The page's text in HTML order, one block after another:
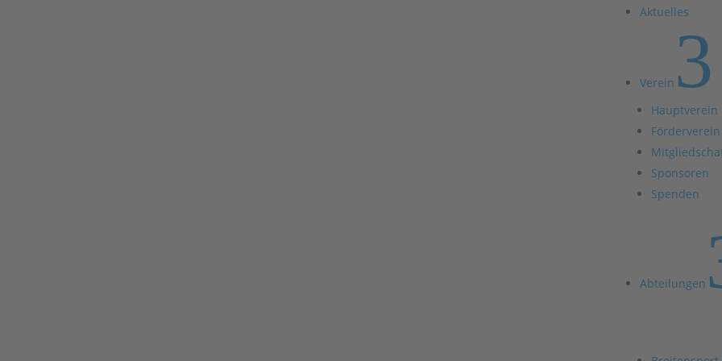
Aktuelles
Verein 3
Hauptverein
Förderverein
Sponsoren
Spenden
Abteilungen